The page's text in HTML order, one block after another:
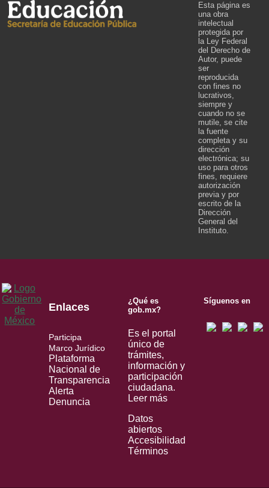
Esta página es
una obra
intelectual
protegida por
la Ley Federal
del Derecho de
Autor, puede
ser
reproducida
con fines no
lucrativos,
siempre y
cuando no se
mutile, se cite
la fuente
completa y su
dirección
electrónica; su
uso para otros
fines, requiere
autorización
previa y por
escrito de la
Dirección
General del
Instituto.
Enlaces
Participa
Marco Jurídico
Plataforma
Nacional de
Transparencia
Alerta
Denuncia
¿Qué es
gob.mx?
Es el portal
único de
trámites,
información y
participación
ciudadana.
Leer más
Datos
abiertos
Accesibilidad
Términos
Síguenos en